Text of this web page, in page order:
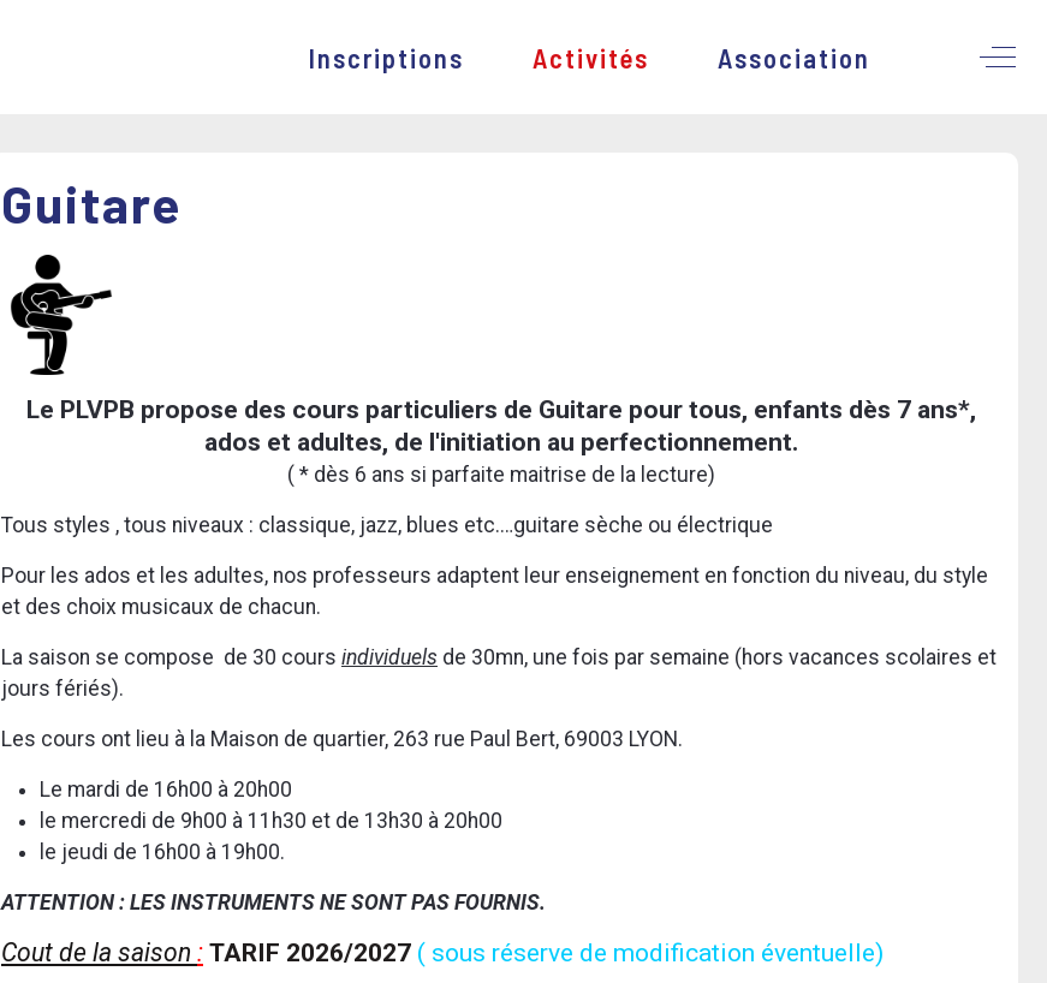
Inscriptions Activités Association Off-
Guitare
Le PLVPB propose des cours particuliers de Guitare pour tous, enfants dès 7 ans*,
ados et adultes, de l'initiation au perfectionnement.
( * dès 6 ans si parfaite maitrise de la lecture)
Tous styles , tous niveaux : classique, jazz, blues etc.…guitare sèche ou électrique
Pour les ados et les adultes, nos professeurs adaptent leur enseignement en fonction du niveau, du style
et des choix musicaux de chacun.
La saison se compose de 30 cours individuels de 30mn, une fois par semaine (hors vacances scolaires et
jours fériés).
Les cours ont lieu à la Maison de quartier, 263 rue Paul Bert, 69003 LYON.
Le mardi de 16h00 à 20h00
le mercredi de 9h00 à 11h30 et de 13h30 à 20h00
le jeudi de 16h00 à 19h00.
ATTENTION : LES INSTRUMENTS NE SONT PAS FOURNIS.
Cout de la saison : TARIF 2026/2027 ( sous réserve de modification éventuelle)